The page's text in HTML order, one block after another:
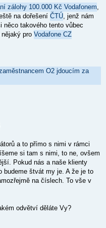
zálohy 100.000 Kč Vodafonem,
na dořešení ČTÚ, jenž nám
něco takového tento vůbec
pro Vodafone CZ
O2 jdoucím za
a to přímo s nimi v rámci
si tam s nimi, to ne, ovšem
Pokud nás a naše klienty
budeme štvát my je. A že je to
na číslech. To vše v
odvětví děláte Vy?